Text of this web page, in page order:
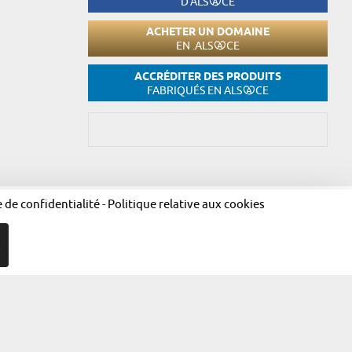
ACHETER UN DOMAINE
EN .ALS CE
ACCRÉDITER DES PRODUITS
FABRIQUÉS EN ALS CE
Politique de confidentialité Politique relative aux cookies
de confidentialité- Politique relative aux cookies